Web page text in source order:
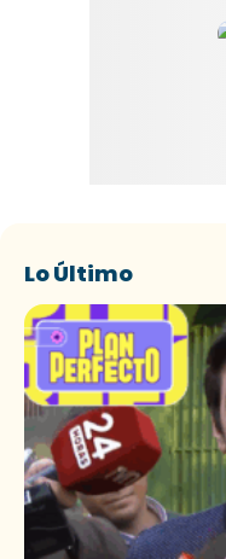
Lo Último